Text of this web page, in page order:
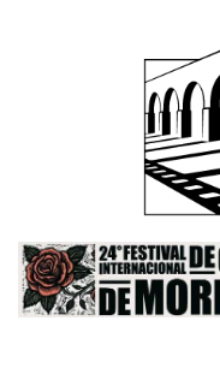
Image